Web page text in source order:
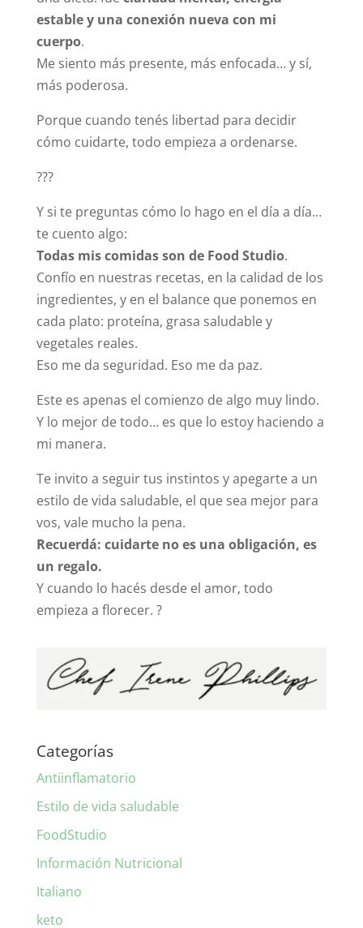
estable y una conexión nueva con mi
cuerpo.
Me siento más presente, más enfocada… y sí,
más poderosa.
Porque cuando tenés libertad para decidir
cómo cuidarte, todo empieza a ordenarse.
???
Y si te preguntas cómo lo hago en el día a día…
te cuento algo:
Todas mis comidas son de Food Studio.
Confío en nuestras recetas, en la calidad de los
ingredientes, y en el balance que ponemos en
cada plato: proteína, grasa saludable y
vegetales reales.
Eso me da seguridad. Eso me da paz.
Este es apenas el comienzo de algo muy lindo.
Y lo mejor de todo… es que lo estoy haciendo a
mi manera.
Te invito a seguir tus instintos y apegarte a un
estilo de vida saludable, el que sea mejor para
vos, vale mucho la pena.
Recuerdá: cuidarte no es una obligación, es
un regalo.
Y cuando lo hacés desde el amor, todo
empieza a florecer. ?
Categorías
Antiinflamatorio
Estilo de vida saludable
FoodStudio
Información Nutricional
Italiano
keto